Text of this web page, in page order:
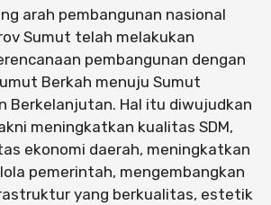
arah pembangunan nasional
Sumut telah melakukan
pembangunan dengan
Berkah menuju Sumut
Berkelanjutan. Hal itu diwujudkan
meningkatkan kualitas SDM,
ekonomi daerah, meningkatkan
pemerintah, mengembangkan
yang berkualitas, estetik